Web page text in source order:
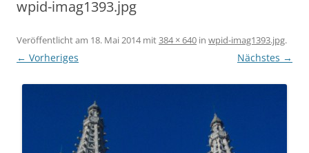
wpid-imag1393.jpg
Veröffentlicht am 18. Mai 2014mit384 × 640 in wpid-imag1393.jpg.
← Vorheriges Nächstes →